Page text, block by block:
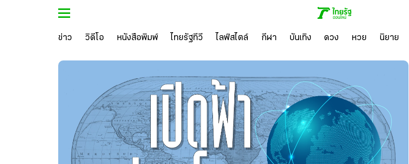
ข่าว วิดีโอ หนังสือพิมพ์ ไทยรัฐทีวี ไลฟ์สไตล์ กีฬา บันเทิง ดวง หวย นิยาย